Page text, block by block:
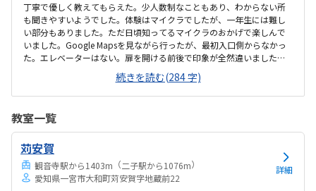
丁寧で優しく教えてもらえた。少人数制なこともあり、わからない所
も聞きやすいようでした。体験はマイクラでしたが、一年生には難し
い部分もありました。ただ日頃知ってるマイクラのおかげで楽しんで
いました。Google Mapsを見ながら行ったが、最初入口側からなかっ
た。エレベーターはない。扉を開ける前後で印象が全然違いました。
とても綺麗で、広々としていました。教室内は土足でしたが、全体的
に綺麗でした。プログラミングあるあるですが、やっぱり月2回にして
は高い。他の習い事もしているので悩みどころです。マイクラで遊ん
続きを読む(284 字)
教室一覧
苅安賀
観音寺駅から1403m （二子駅から1076m）
愛知県一宮市大和町苅安賀字地蔵前22
詳細